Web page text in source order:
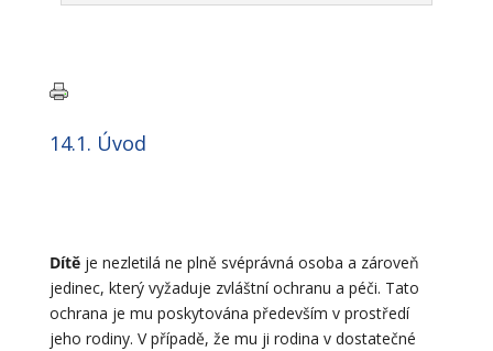
14.1. Úvod
Dítěje nezletilá ne plně svéprávná osoba a zároveň
jedinec, který vyžaduje zvláštní ochranu a péči. Tato
ochrana je mu poskytována především v prostředí
jeho rodiny. V případě, že mu ji rodina v dostatečné